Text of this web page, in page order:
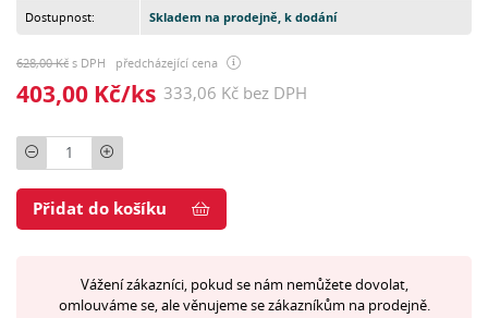
Dostupnost: Skladem na prodejně, k dodání
628,00 Kč s DPH předcházející cena
403,00 Kč/ks 333,06 Kč bez DPH
Počet
Přidat do košíku
Vážení zákazníci, pokud se nám nemůžete dovolat,
omlouváme se, ale věnujeme se zákazníkům na prodejně.